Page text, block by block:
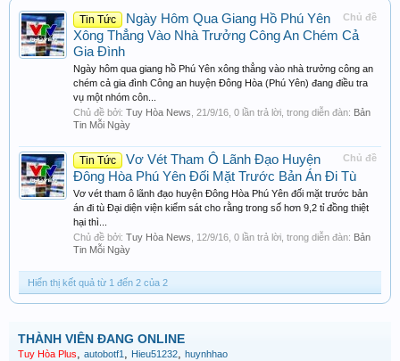
Chủ đề
Tin Tức
Ngày Hôm Qua Giang Hồ Phú Yên
Xông Thẳng Vào Nhà Trưởng Công An Chém Cả
Gia Đình
Ngày hôm qua giang hồ Phú Yên xông thẳng vào nhà trưởng công an
chém cả gia đình Công an huyện Đông Hòa (Phú Yên) đang điều tra
vụ một nhóm côn...
Chủ đề bởi: Tuy Hòa News 21/9/16 , 0 lần trả lời, trong diễn đàn: Bản
Tin Mỗi Ngày
Chủ đề
Tin Tức
Vơ Vét Tham Ô Lãnh Đạo Huyện
Đông Hòa Phú Yên Đối Mặt Trước Bản Án Đi Tù
Vơ vét tham ô lãnh đạo huyện Đông Hòa Phú Yên đối mặt trước bản
án đi tù Đại diện viện kiểm sát cho rằng trong số hơn 9,2 tỉ đồng thiệt
hại thì...
Chủ đề bởi: Tuy Hòa News 12/9/16 , 0 lần trả lời, trong diễn đàn: Bản
Tin Mỗi Ngày
Hiển thị kết quả từ 1 đến 2 của 2
THÀNH VIÊN ĐANG ONLINE
Tuy Hòa Plus, autobotf1 , Hieu51232, huynhhao